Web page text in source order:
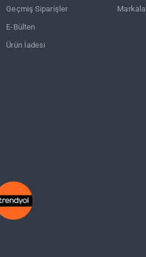
Geçmiş Siparişler
E-Bülten
Ürün İadesi